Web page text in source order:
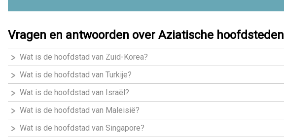
Vragen en antwoorden over Aziatische hoofdsteden
Wat is de hoofdstad van Zuid-Korea?
Wat is de hoofdstad van Turkije?
Wat is de hoofdstad van Israël?
Wat is de hoofdstad van Maleisië?
Wat is de hoofdstad van Singapore?